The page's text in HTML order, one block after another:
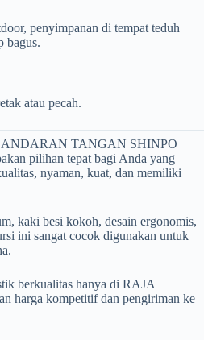
penyimpanan di tempat teduh
bagus.
atau pecah.
TANGAN SHINPO
pilihan tepat bagi Anda yang
nyaman, kuat, dan memiliki
kaki besi kokoh, desain ergonomis,
ini sangat cocok digunakan untuk
berkualitas hanya di RAJA
harga kompetitif dan pengiriman ke